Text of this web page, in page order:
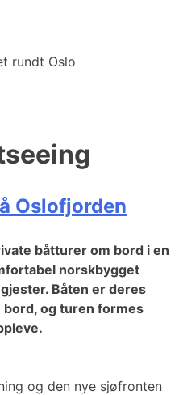
rundt Oslo
Oslofjorden
båtturer om bord i en
norskbygget
Båten er deres
og turen formes
og den nye sjøfronten